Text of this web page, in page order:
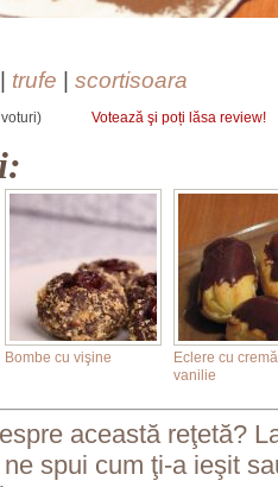
| trufe | scortisoara
Votează şi poți lăsa review!
Bombe cu vişine
Eclere cu
vanilie
această reţetă?
spui cum ţi-a ieşit